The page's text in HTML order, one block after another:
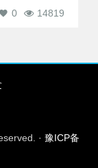
14819
0
· 豫ICP备